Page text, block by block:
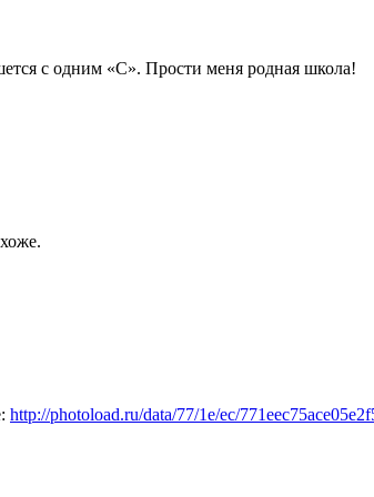
с одним «С». Прости меня родная школа!
http://photoload.ru/data/77/1e/ec/